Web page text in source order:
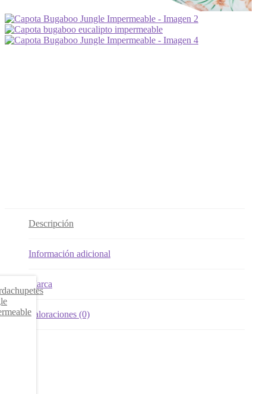
Descripción
Información adicional
Marca
Valoraciones (0)